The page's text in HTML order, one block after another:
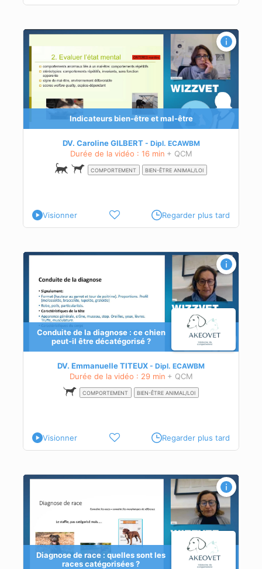
Indicateurs bien-être et mal-être
DV. Caroline GILBERT Dipl. ECAWBM
Durée de la vidéo : 16 min + QCM
COMPORTEMENT BIEN-ÊTRE ANIMAL/LOI
Visionner Regarder plus tard
Conduite de la diagnose : ce chien
peut-il être décatégorisé ?
DV. Emmanuelle TITEUX Dipl. ECAWBM
Durée de la vidéo : 29 min + QCM
COMPORTEMENT BIEN-ÊTRE ANIMAL/LOI
Visionner Regarder plus tard
Diagnose de race : quelles sont les
races catégorisées ?